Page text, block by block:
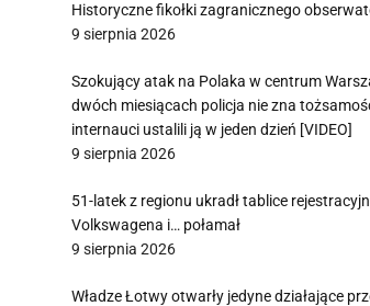
Historyczne fikołki zagranicznego
9 sierpnia 2026
Szokujący atak na Polaka w centrum
dwóch miesiącach policja nie zna
internauci ustalili ją w jeden dzień [VIDEO]
9 sierpnia 2026
51-latek z regionu ukradł tablice
Volkswagena i… połamał
9 sierpnia 2026
Władze Łotwy otwarły jedyne działające